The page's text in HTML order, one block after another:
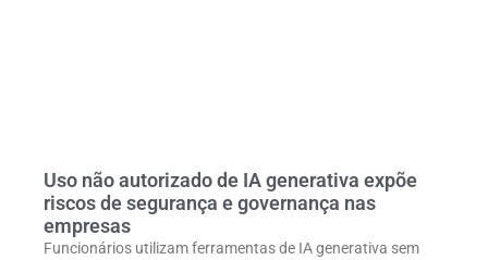
Uso não autorizado de IA generativa expõe
riscos de segurança e governança nas
empresas
Funcionários utilizam ferramentas de IA generativa sem